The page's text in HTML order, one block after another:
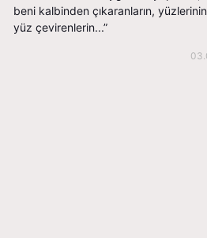
beni kalbinden çıkaranların,
yüz çevirenlerin...”